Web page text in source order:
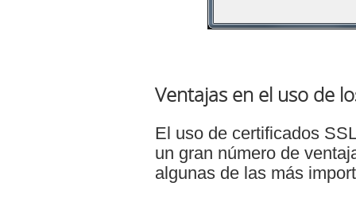
Ventajas en el uso de
El uso de certificados
un gran número de
algunas de las más